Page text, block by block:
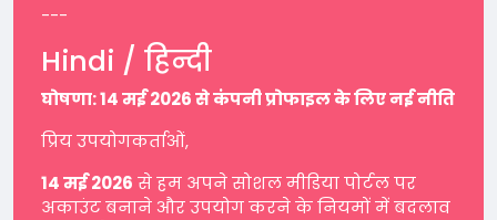
---
Hindi / हिन्दी
घोषणा: 14 मई 2026 से कंपनी प्रोफाइल के लिए नई नीति
प्रिय उपयोगकर्ताओं,
14 मई 2026 से हम अपने सोशल मीडिया पोर्टल पर
अकाउंट बनाने और उपयोग करने के नियमों में बदलाव